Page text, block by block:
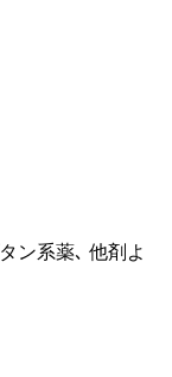
ン系薬､ 他剤よ